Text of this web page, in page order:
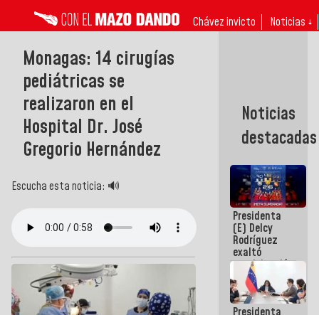
Chávez invicto Noticias ↓
Monagas: 14 cirugías
pediátricas se
realizaron en el
Hospital Dr. José
Gregorio Hernández
Escucha esta noticia: 🔊
Noticias
destacadas
Presidenta
(E) Delcy
Rodríguez
exaltó
participación
de
Venezuela
en Juegos